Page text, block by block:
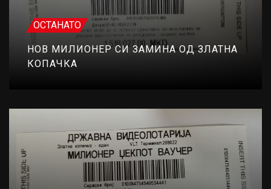
ОСТАНАТО
НОВ МИЛИОНЕР СИ ЗАМИНА ОД ЗЛАТНА
КОПАЧКА